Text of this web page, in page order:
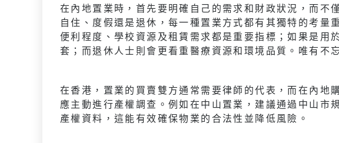
在內地置業時，首先要明確自己的需求和財政狀況，而不
自住、度假還是退休，每一種置業方式都有其獨特的考量
便利程度、學校資源及租賃需求都是重要指標；如果是用
套；而退休人士則會更看重醫療資源和環境品質。唯有不
在香港，置業的買賣雙方通常需要律師的代表，而在內地
應主動進行產權調查。例如在中山置業，建議通過中山市
產權資料，這能有效確保物業的合法性並降低風險。